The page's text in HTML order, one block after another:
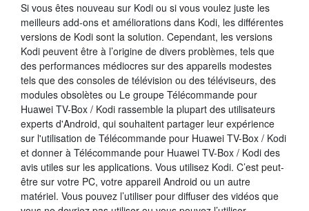
Si vous êtes nouveau sur Kodi ou si vous voulez juste les
meilleurs add-ons et améliorations dans Kodi, les différentes
versions de Kodi sont la solution. Cependant, les versions
Kodi peuvent être à l’origine de divers problèmes, tels que
des performances médiocres sur des appareils modestes
tels que des consoles de télévision ou des téléviseurs, des
modules obsolètes ou Le groupe Télécommande pour
Huawei TV-Box / Kodi rassemble la plupart des utilisateurs
experts d'Android, qui souhaitent partager leur expérience
sur l'utilisation de Télécommande pour Huawei TV-Box / Kodi
et donner à Télécommande pour Huawei TV-Box / Kodi des
avis utiles sur les applications. Vous utilisez Kodi. C’est peut-
être sur votre PC, votre appareil Android ou un autre
matériel. Vous pouvez l’utiliser pour diffuser des vidéos que